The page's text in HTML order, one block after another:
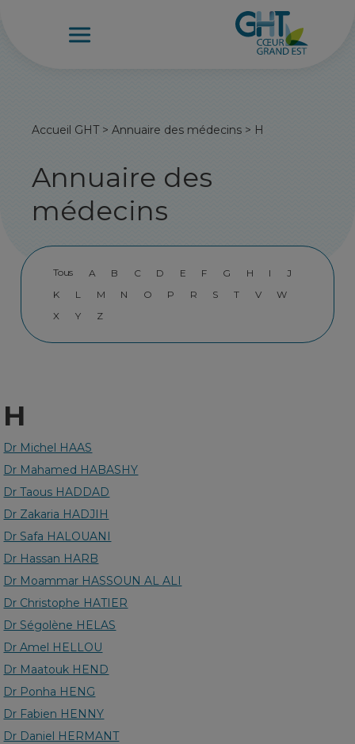
Accueil GHT >Annuaire des médecins > H
Annuaire des
médecins
Tous A B C D E F G H I
J
K
L M N O P R S T V
W
X
Y Z
H
Dr Michel HAAS
Dr Mahamed HABASHY
Dr Taous HADDAD
Dr Zakaria HADJIH
Dr Safa HALOUANI
Dr Hassan HARB
Dr Moammar HASSOUN AL ALI
Dr Christophe HATIER
Dr Ségolène HELAS
Dr Amel HELLOU
Dr Maatouk HEND
Dr Ponha HENG
Dr Fabien HENNY
Dr Daniel HERMANT